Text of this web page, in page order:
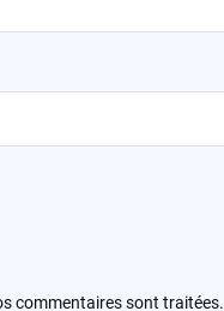
commentaires sont traitées.